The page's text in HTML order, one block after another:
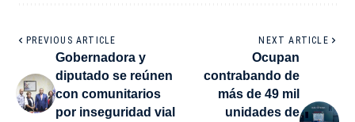
PREVIOUS ARTICLE
Gobernadora y
diputado se reúnen
con comunitarios
por inseguridad vial
NEXT ARTICLE
Ocupan
contrabando de
más de 49 mil
unidades de